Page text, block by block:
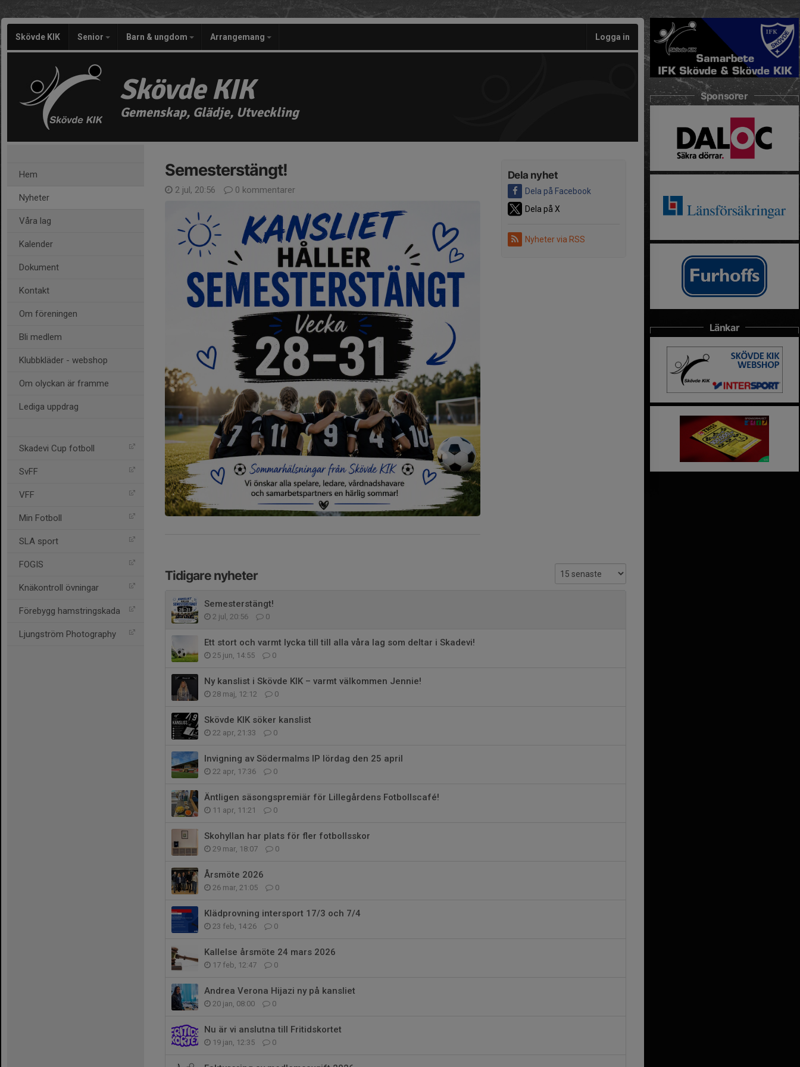
Skövde KIK Senior Barn & ungdom Arrangemang Logga in
Skövde KIK
Gemenskap, Glädje, Utveckling
Hem
Nyheter
Våra lag
Kalender
Dokument
Kontakt
Om föreningen
Bli medlem
Klubbkläder - webshop
Om olyckan är framme
Lediga uppdrag
Skadevi Cup fotboll
SvFF
VFF
Min Fotboll
SLA sport
FOGIS
Knäkontroll övningar
Förebygg hamstringskada
Ljungström Photography
Dela nyhet
Dela på Facebook
Dela på X
Nyheter via RSS
Semesterstängt!
2 jul, 20:56 0 kommentarer
Tidigare nyheter
Semesterstängt!
2 jul, 20:56 0
Ett stort och varmt lycka till till alla våra lag som deltar i Skadevi!
25 jun, 14:55 0
Ny kanslist i Skövde KIK – varmt välkommen Jennie!
28 maj, 12:12 0
Skövde KIK söker kanslist
22 apr, 21:33 0
Invigning av Södermalms IP lördag den 25 april
22 apr, 17:36 0
Äntligen säsongspremiär för Lillegårdens Fotbollscafé!
11 apr, 11:21 0
Skohyllan har plats för fler fotbollsskor
29 mar, 18:07 0
Årsmöte 2026
26 mar, 21:05 0
Klädprovning intersport 17/3 och 7/4
23 feb, 14:26 0
Kallelse årsmöte 24 mars 2026
17 feb, 12:47 0
Andrea Verona Hijazi ny på kansliet
20 jan, 08:00 0
Nu är vi anslutna till Fritidskortet
19 jan, 12:35 0
Sponsorer
Länkar